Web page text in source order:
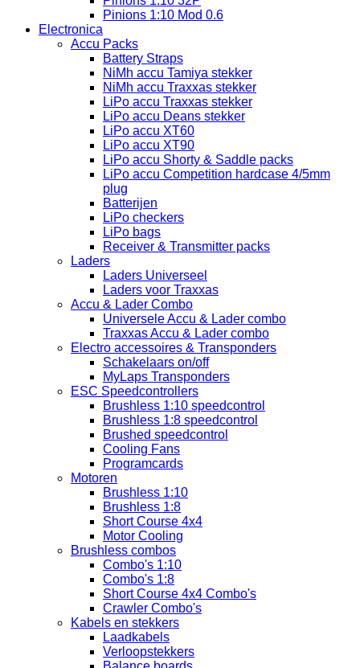
Pinions 1:10 Mod 0.6
Electronica
Accu Packs
Battery Straps
NiMh accu Tamiya stekker
NiMh accu Traxxas stekker
LiPo accu Traxxas stekker
LiPo accu Deans stekker
LiPo accu XT60
LiPo accu XT90
LiPo accu Shorty & Saddle packs
LiPo accu Competition hardcase 4/5mm
plug
Batterijen
LiPo checkers
LiPo bags
Receiver & Transmitter packs
Laders
Laders Universeel
Laders voor Traxxas
Accu & Lader Combo
Universele Accu & Lader combo
Traxxas Accu & Lader combo
Electro accessoires & Transponders
Schakelaars on/off
MyLaps Transponders
ESC Speedcontrollers
Brushless 1:10 speedcontrol
Brushless 1:8 speedcontrol
Brushed speedcontrol
Cooling Fans
Programcards
Motoren
Brushless 1:10
Brushless 1:8
Short Course 4x4
Motor Cooling
Brushless combos
Combo's 1:10
Combo's 1:8
Short Course 4x4 Combo's
Crawler Combo's
Kabels en stekkers
Laadkabels
Verloopstekkers